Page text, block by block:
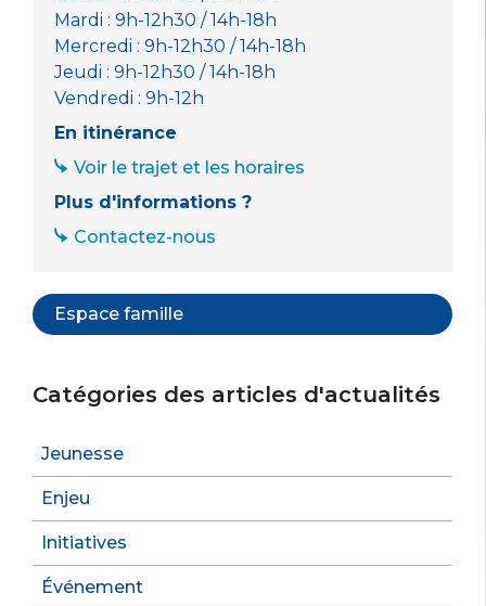
Mardi : 9h-12h30 / 14h-18h
Mercredi : 9h-12h30 / 14h-18h
Jeudi : 9h-12h30 / 14h-18h
Vendredi : 9h-12h
En itinérance
Voir le trajet et les horaires
Plus d'informations ?
Contactez-nous
Espace famille
Catégories des articles d'actualités
Jeunesse
Enjeu
Initiatives
Événement